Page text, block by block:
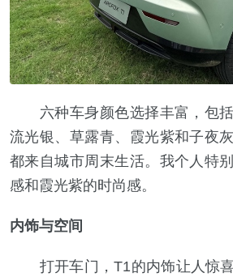
六种车身颜色选择丰富，包括
流光银、草露青、霞光紫和子夜
都来自城市周末生活。我个人特
感和霞光紫的时尚感。
内饰与空间
打开车门，T1的内饰让人惊喜